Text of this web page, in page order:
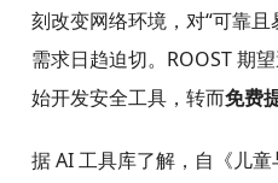
刻改变网络环境，对“可靠
需求日趋迫切。ROOST 期
始开发安全工具，转而免费
据 AI 工具库了解，自《儿